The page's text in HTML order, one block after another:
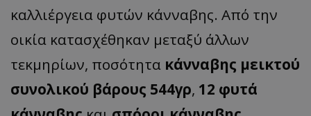
καλλιέργεια φυτών κάνναβης. Από την
οικία κατασχέθηκαν μεταξύ άλλων
τεκμηρίων, ποσότητα κάνναβης μεικτού
συνολικού βάρους 544γρ, 12 φυτά